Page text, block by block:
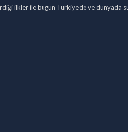
ilkler ile bugün Türkiye’de ve